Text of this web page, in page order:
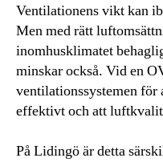
Ventilationens vikt kan
Men med rätt
inomhusklimatet
minskar också. Vid en
ventilationssystemen för
effektivt och att
På Lidingö är detta